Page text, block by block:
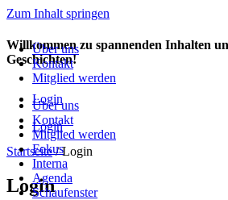
Zum Inhalt springen
Über uns
Kontakt
Mitglied werden
Über uns
Kontakt
Mitglied werden
Login
Login
Fokus
Interna
Agenda
Schaufenster
Willkommen zu spannenden Inhalten
Geschichten!
Startseite/Login
Login